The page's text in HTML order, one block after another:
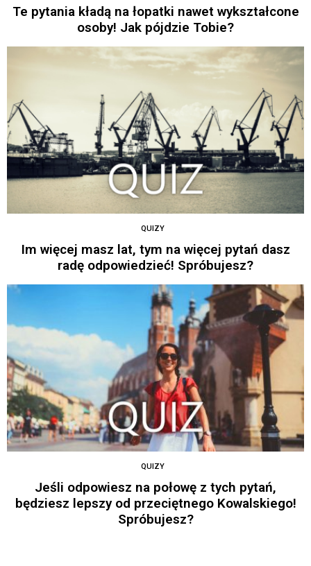
Te pytania kładą na łopatki nawet wykształcone
osoby! Jak pójdzie Tobie?
QUIZY
Im więcej masz lat, tym na więcej pytań dasz
radę odpowiedzieć! Spróbujesz?
QUIZY
Jeśli odpowiesz na połowę z tych pytań,
będziesz lepszy od przeciętnego Kowalskiego!
Spróbujesz?